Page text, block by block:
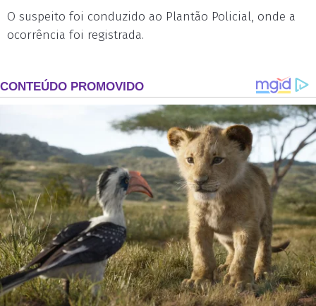
O suspeito foi conduzido ao Plantão Policial, onde a
ocorrência foi registrada.